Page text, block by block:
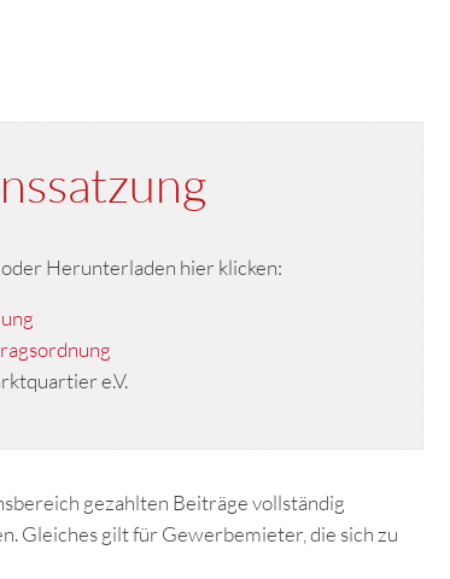
Herunterladen hier klicken:
e.V.
gezahlten Beiträge vollständig
Gleiches gilt für Gewerbemieter, die sich zu